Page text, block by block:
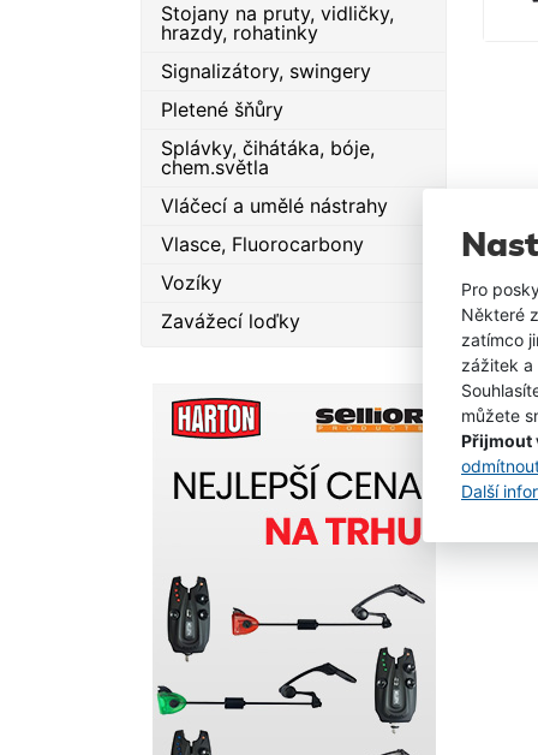
Pro
Některé
zatímco
zážitek a
můžete
Přijmout
Další
Stojany na pruty, vidličky,
hrazdy, rohatinky
Signalizátory, swingery
Pletené šňůry
Splávky, čihátáka, bóje,
chem.světla
Vláčecí a umělé nástrahy
Vlasce, Fluorocarbony
Vozíky
Zavážecí loďky